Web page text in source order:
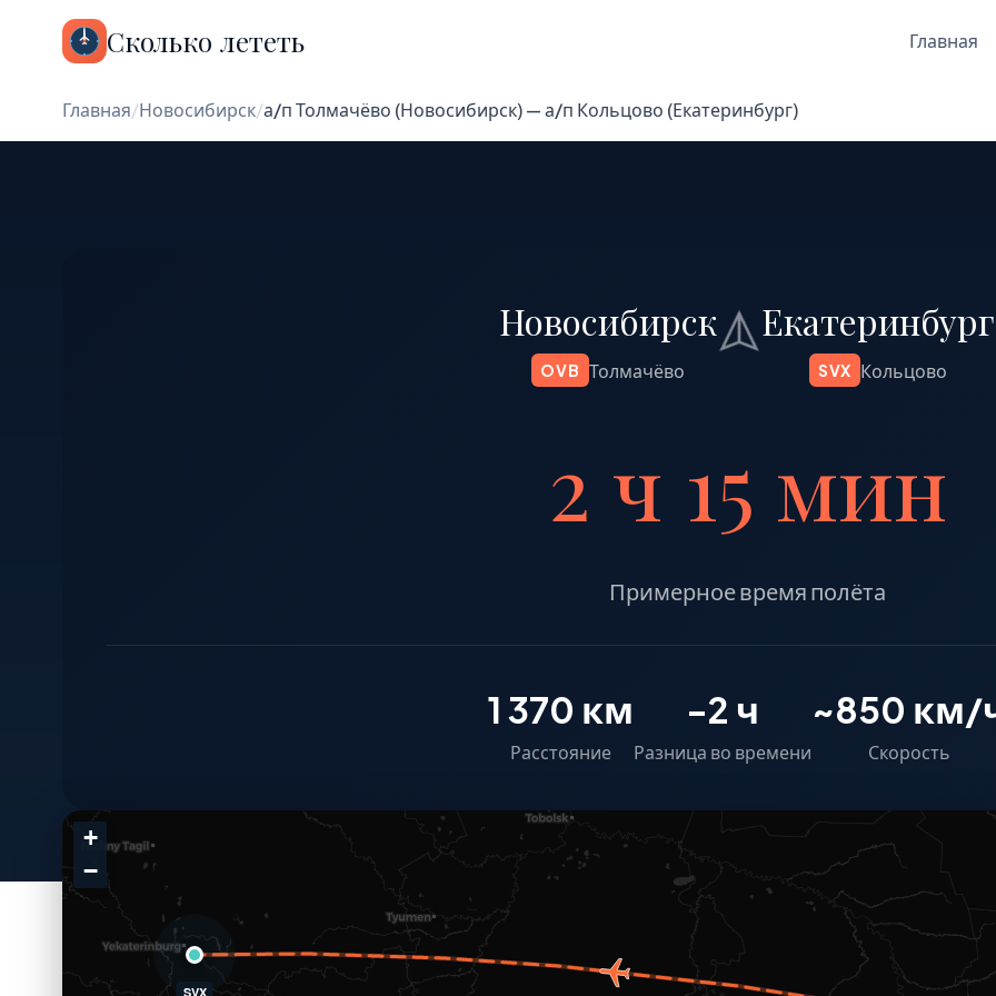
Сколько лететь Главная
Главная/Новосибирск/а/п Толмачёво (Новосибирск) — а/п Кольцово (Екатеринбург)
Новосибирск
OVB Толмачёво
Екатеринбург
SVX Кольцово
2 ч 15 мин
Примерное время полёта
1 370 км
Расстояние
-2 ч
Разница во времени
~850 км/
Скорость
SVX
+
−